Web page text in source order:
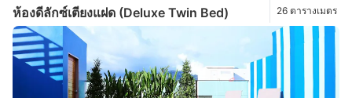
ห้องดีลักซ์เตียงแฝด (Deluxe Twin Bed) 26 ตารางเมตร